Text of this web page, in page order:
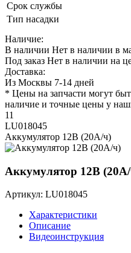
Срок службы
Тип насадки
Наличие:
В наличии Нет в наличии в
Под заказ Нет в наличии на
Доставка:
Из Москвы 7-14 дней
* Цены на запчасти могут
наличие и точные цены у
11
LU018045
Аккумулятор 12В (20A/ч)
Аккумулятор 12В
Артикул: LU018045
Характеристики
Описание
Видеоинструкция